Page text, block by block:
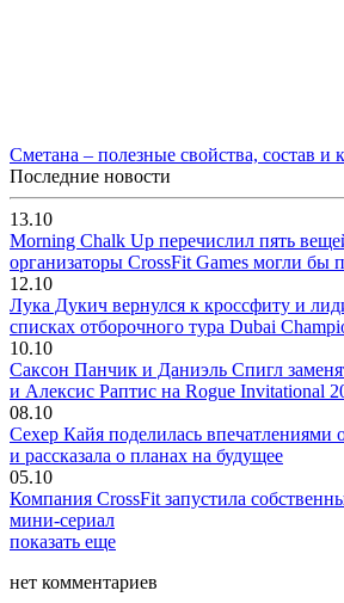
Сметана – полезные свойства, состав и
Последние новости
13.10
Morning Chalk Up перечислил пять
организаторы CrossFit Games могли бы
12.10
Лука Дукич вернулся к кроссфиту и
списках отборочного тура Dubai
10.10
Саксон Панчик и Даниэль Спигл
и Алексис Раптис на Rogue Invitational
08.10
Сехер Кайя поделилась впечатлениями
и рассказала о планах на будущее
05.10
Компания CrossFit запустила
мини-сериал
показать еще
нет комментариев